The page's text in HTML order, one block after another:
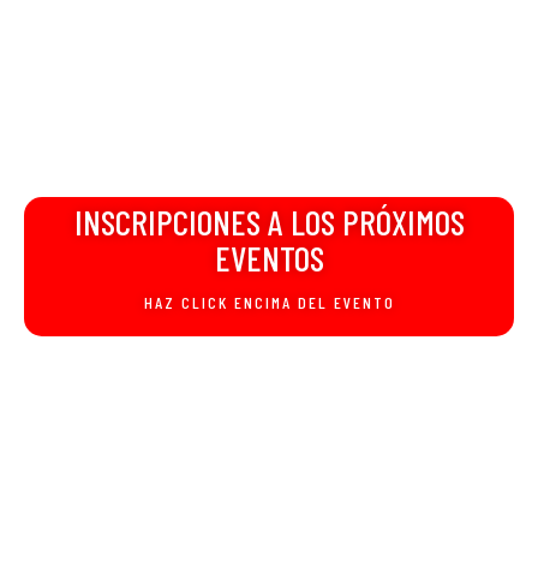
INSCRIPCIONES A LOS PRÓXIMOS
EVENTOS
HAZ CLICK ENCIMA DEL EVENTO